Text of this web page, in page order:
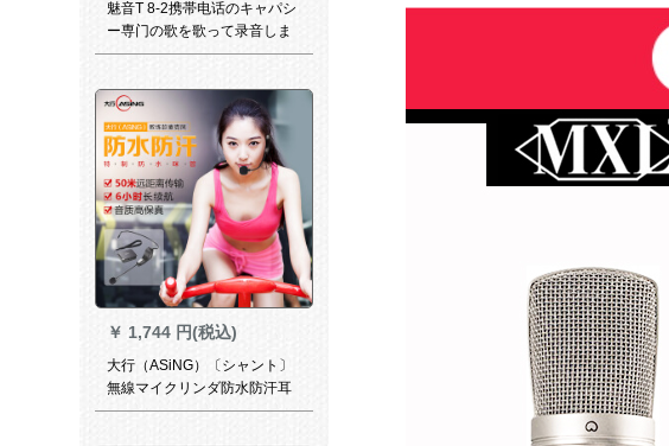
魅音T 8-2携帯电话のキャパシ
ー専门の歌を歌って录音しま
す。マイクを生放送します。
の音响カードドMS-2グーレー
￥ 1,744 円(税込)
大行（ASiNG）〔シャント〕
無線マイクリンダ防水防汗耳
掛式動感自動転車スポスポー